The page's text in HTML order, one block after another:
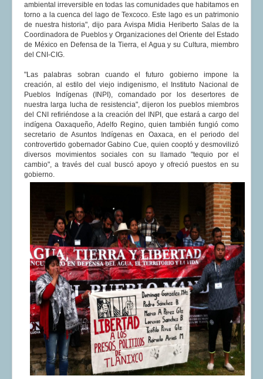
ambiental irreversible en todas las comunidades que habitamos en
torno a la cuenca del lago de Texcoco. Este lago es un patrimonio
de nuestra historia", dijo para Avispa Midia Heriberto Salas de la
Coordinadora de Pueblos y Organizaciones del Oriente del Estado
de México en Defensa de la Tierra, el Agua y su Cultura, miembro
del CNI-CIG.
"Las palabras sobran cuando el futuro gobierno impone la
creación, al estilo del viejo indigenismo, el Instituto Nacional de
Pueblos Indígenas (INPI), comandado por los desertores de
nuestra larga lucha de resistencia", dijeron los pueblos miembros
del CNI refiriéndose a la creación del INPI, que estará a cargo del
indígena Oaxaqueño, Adelfo Regino, quien también fungió como
secretario de Asuntos Indígenas en Oaxaca, en el periodo del
controvertido gobernador Gabino Cue, quien cooptó y desmovilizó
diversos movimientos sociales con su llamado "tequio por el
cambio", a través del cual buscó apoyo y ofreció puestos en su
gobierno.